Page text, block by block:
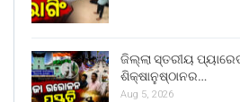
ଜିଲ୍ଲା ସ୍ତରୀୟ
ଶିକ୍ଷାନୁଷ୍ଠାନର…
Aug 5, 2026